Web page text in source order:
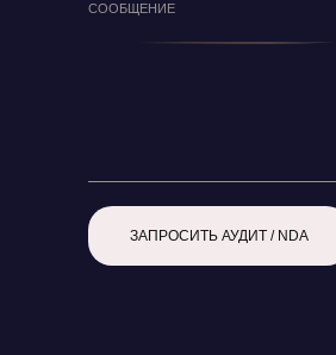
СООБЩЕНИЕ
ЗАПРОСИТЬ АУДИТ / NDA